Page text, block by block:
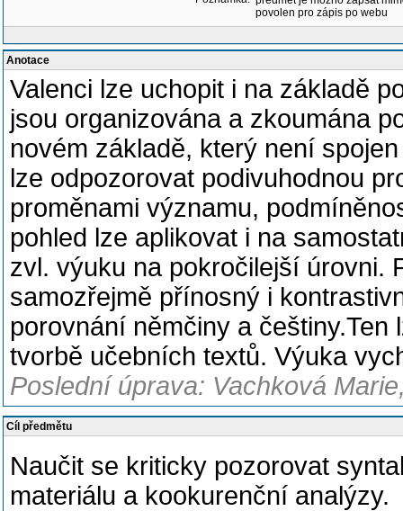
povolen pro zápis po webu
Anotace
Valenci lze uchopit i na základě
jsou organizována a zkoumána
novém základě, který není
lze odpozorovat podivuhodnou
proměnami významu,
pohled lze aplikovat i na
zvl. výuku na pokročilejší úrovni.
samozřejmě přínosný i
porovnání němčiny a
tvorbě učebních textů. Výuka
Poslední úprava: Vachková
Cíl předmětu
Naučit se kriticky pozorovat
materiálu a kookurenční analýzy.